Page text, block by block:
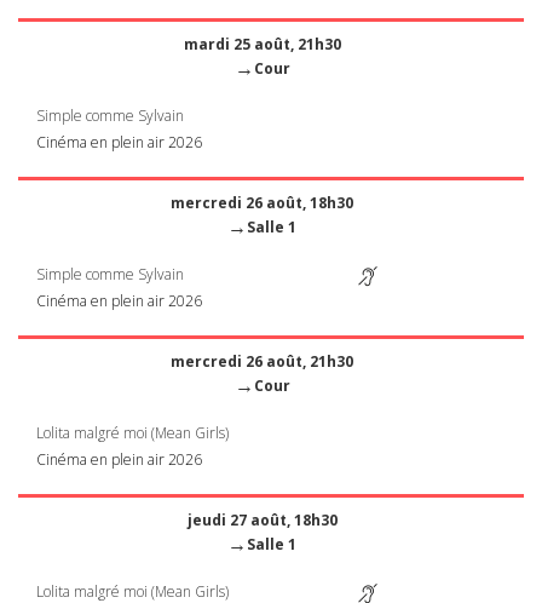
mardi 25 août, 21h30
→ Cour
Simple comme Sylvain
Cinéma en plein air 2026
mercredi 26 août, 18h30
→ Salle 1
Simple comme Sylvain
Cinéma en plein air 2026
mercredi 26 août, 21h30
→ Cour
Lolita malgré moi (Mean Girls)
Cinéma en plein air 2026
jeudi 27 août, 18h30
→ Salle 1
Lolita malgré moi (Mean Girls)